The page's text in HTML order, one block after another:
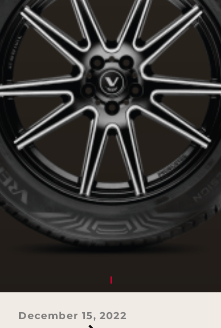
December 15, 2022